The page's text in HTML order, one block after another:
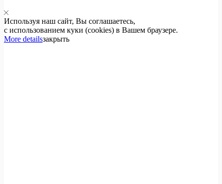
Используя наш сайт, Вы соглашаетесь,
с использованием куки (cookies) в Вашем браузере.
More detailsзакрыть